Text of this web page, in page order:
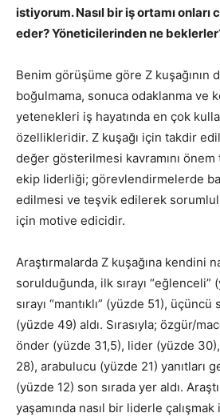
istiyorum. Nasıl bir iş ortamı
eder? Yöneticilerinden ne
Benim görüşüme göre Z kuşağının
boğulmama, sonuca odaklanma ve
yetenekleri iş hayatında en çok
özellikleridir. Z kuşağı için takdir
değer gösterilmesi kavramını önem
ekip liderliği; görevlendirmelerde
edilmesi ve teşvik edilerek
için motive edicidir.
Araştırmalarda Z kuşağına kendini
sorulduğunda, ilk sırayı
sırayı “mantıklı” (yüzde 51), üçüncü
(yüzde 49) aldı. Sırasıyla; özgür/
önder (yüzde 31,5), lider (yüzde
28), arabulucu (yüzde 21) yanıtları
(yüzde 12) son sırada yer aldı.
yaşamında nasıl bir liderle